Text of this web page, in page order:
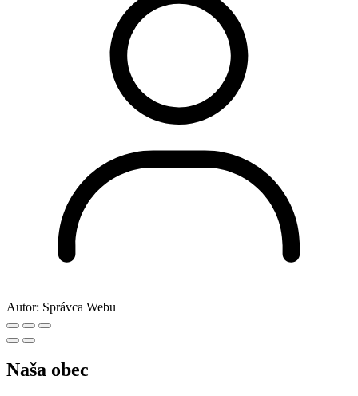
Autor: Správca Webu
Naša obec